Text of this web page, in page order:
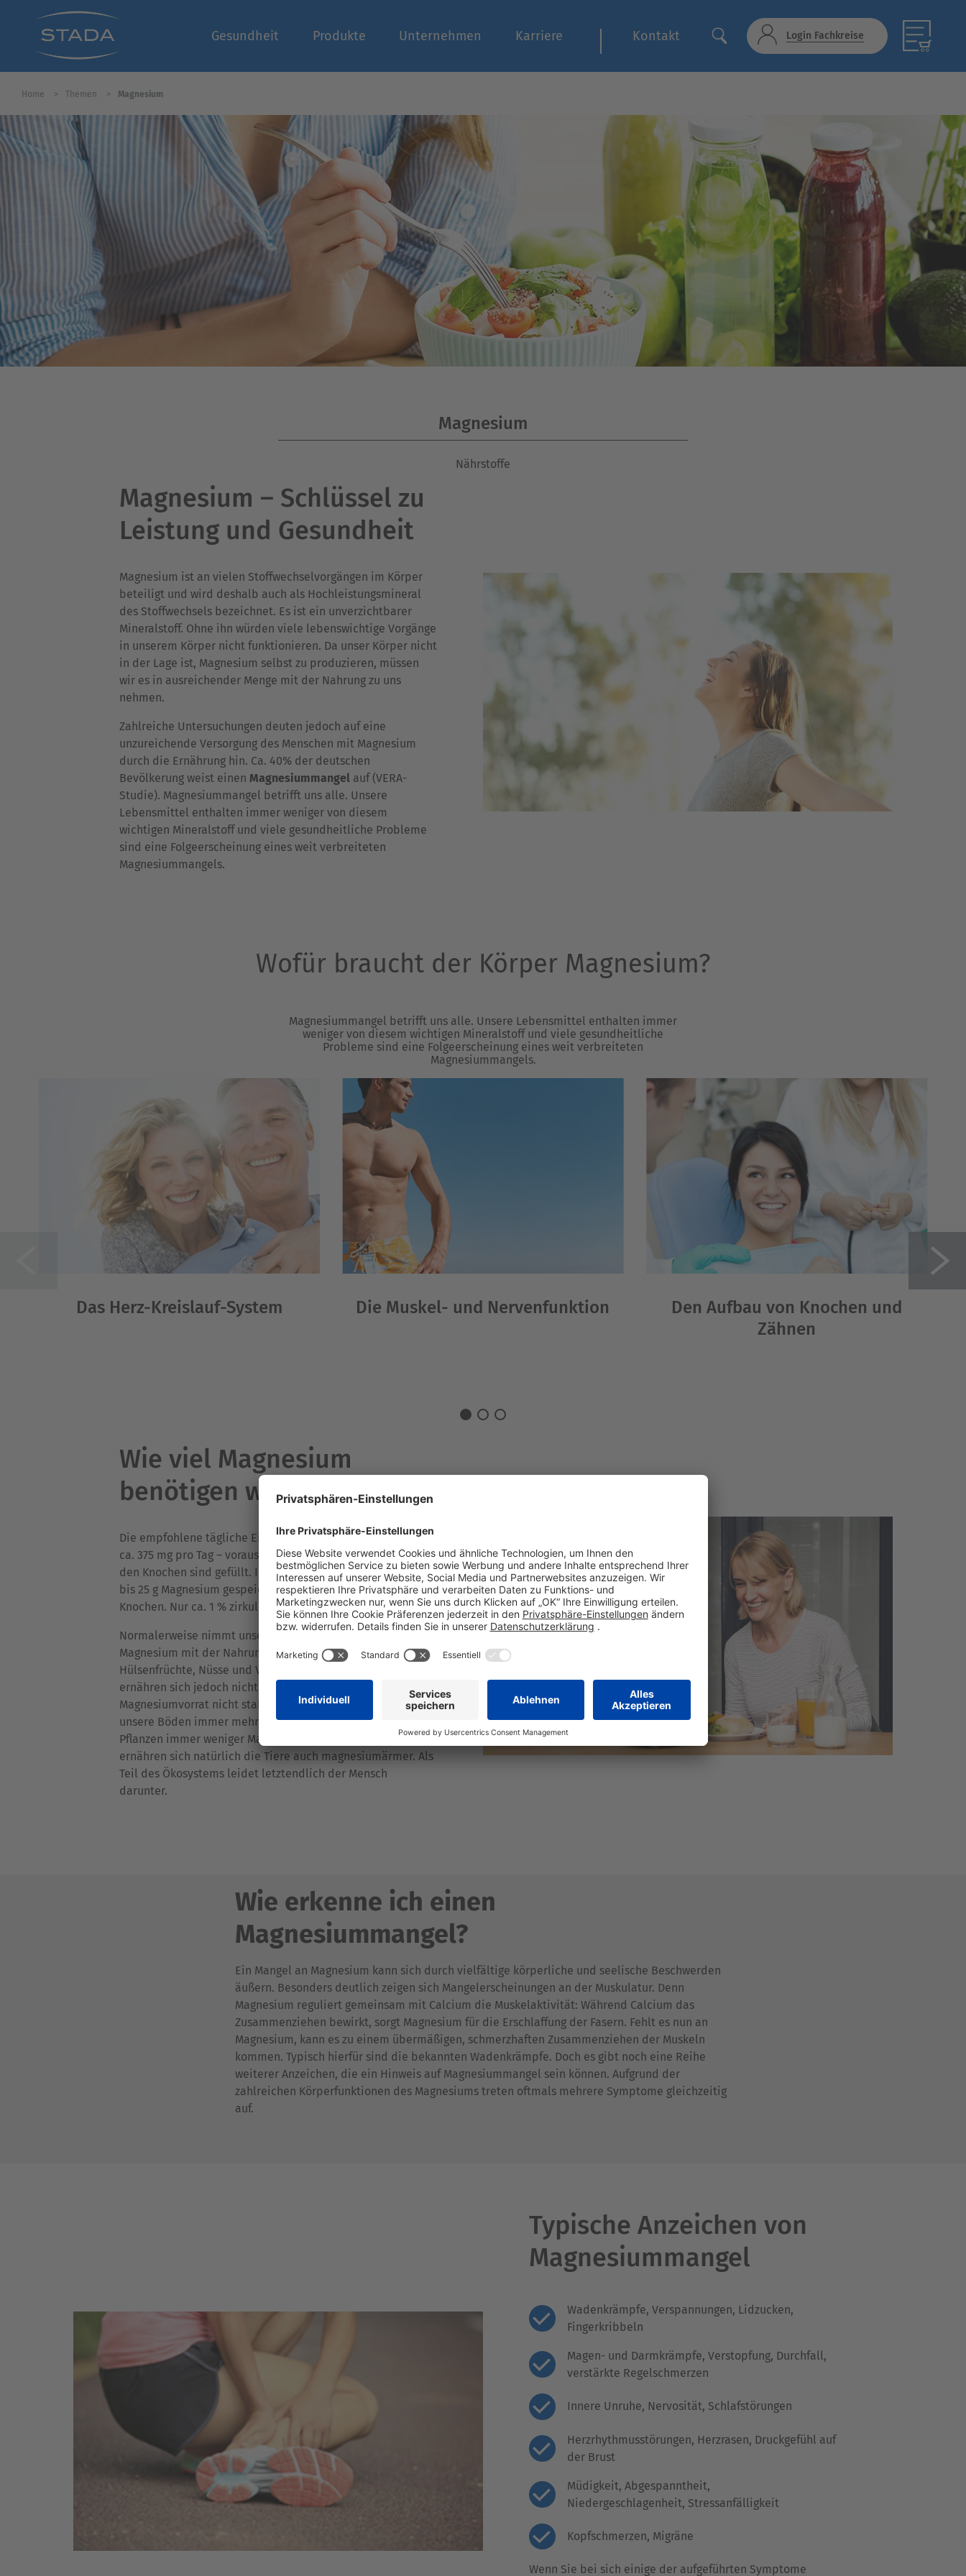
Gesundheit Produkte Unternehmen Karriere Kontakt Login Fachkreise
Home Themen Magnesium
Magnesium
Nährstoffe
Magnesium – Schlüssel zu
Leistung und Gesundheit
Magnesium ist an vielen Stoffwechselvorgängen im Körper
beteiligt und wird deshalb auch als Hochleistungsmineral
des Stoffwechsels bezeichnet. Es ist ein unverzichtbarer
Mineralstoff. Ohne ihn würden viele lebenswichtige Vorgänge
in unserem Körper nicht funktionieren. Da unser Körper nicht
in der Lage ist, Magnesium selbst zu produzieren, müssen
wir es in ausreichender Menge mit der Nahrung zu uns
nehmen.
Zahlreiche Untersuchungen deuten jedoch auf eine
unzureichende Versorgung des Menschen mit Magnesium
durch die Ernährung hin. Ca. 40% der deutschen
Bevölkerung weist einen Magnesiummangel auf (VERA-
Studie). Magnesiummangel betrifft uns alle. Unsere
Lebensmittel enthalten immer weniger von diesem
wichtigen Mineralstoff und viele gesundheitliche Probleme
sind eine Folgeerscheinung eines weit verbreiteten
Magnesiummangels.
Wofür braucht der Körper Magnesium?
Magnesiummangel betrifft uns alle. Unsere Lebensmittel enthalten immer
weniger von diesem wichtigen Mineralstoff und viele gesundheitliche
Probleme sind eine Folgeerscheinung eines weit verbreiteten
Magnesiummangels.
Das Herz-Kreislauf-System Die Muskel- und Nervenfunktion
Den Aufbau von Knochen und
Zähnen
Wie viel Magnesium
benötigen wir?
Die empfohlene tägliche Einnahme an Magnesium liegt bei
ca. 375 mg pro Tag – vorausgesetzt die Magnesiumdepots in
den Knochen sind gefüllt. Im Normalfall hat der Körper 20
bis 25 g Magnesium gespeichert, die Hälfte davon in den
Knochen. Nur ca. 1 % zirkuliert im Blut.
Normalerweise nimmt unser Körper das notwendige
Magnesium mit der Nahrung auf – vor allem über
Hülsenfrüchte, Nüsse und Vollkornprodukte. Viele Menschen
ernähren sich jedoch nicht ausgewogen, so dass ihr
Magnesiumvorrat nicht stabil genug ist. Hinzu kommt, dass
unsere Böden immer mehr auslaugen und demzufolge die
Pflanzen immer weniger Magnesium aufweisen. In der Folge
ernähren sich natürlich die Tiere auch magnesiumärmer. Als
Teil des Ökosystems leidet letztendlich der Mensch
darunter.
Wie erkenne ich einen
Magnesiummangel?
Ein Mangel an Magnesium kann sich durch vielfältige körperliche und seelische Beschwerden
äußern. Besonders deutlich zeigen sich Mangelerscheinungen an der Muskulatur. Denn
Magnesium reguliert gemeinsam mit Calcium die Muskelaktivität: Während Calcium das
Zusammenziehen bewirkt, sorgt Magnesium für die Erschlaffung der Fasern. Fehlt es nun an
Magnesium, kann es zu einem übermäßigen, schmerzhaften Zusammenziehen der Muskeln
kommen. Typisch hierfür sind die bekannten Wadenkrämpfe. Doch es gibt noch eine Reihe
weiterer Anzeichen, die ein Hinweis auf Magnesiummangel sein können. Aufgrund der
zahlreichen Körperfunktionen des Magnesiums treten oftmals mehrere Symptome gleichzeitig
auf.
Typische Anzeichen von
Magnesiummangel
Wadenkrämpfe, Verspannungen, Lidzucken,
Fingerkribbeln
Magen- und Darmkrämpfe, Verstopfung, Durchfall,
verstärkte Regelschmerzen
Innere Unruhe, Nervosität, Schlafstörungen
Herzrhythmusstörungen, Herzrasen, Druckgefühl auf
der Brust
Müdigkeit, Abgespanntheit,
Niedergeschlagenheit, Stressanfälligkeit
Kopfschmerzen, Migräne
Wenn Sie bei sich einige der aufgeführten Symptome